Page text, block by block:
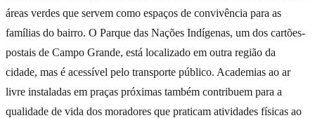
áreas verdes que servem como espaços de convivência para as
famílias do bairro. O Parque das Nações Indígenas, um dos cartões-
postais de Campo Grande, está localizado em outra região da
cidade, mas é acessível pelo transporte público. Academias ao ar
livre instaladas em praças próximas também contribuem para a
qualidade de vida dos moradores que praticam atividades físicas ao